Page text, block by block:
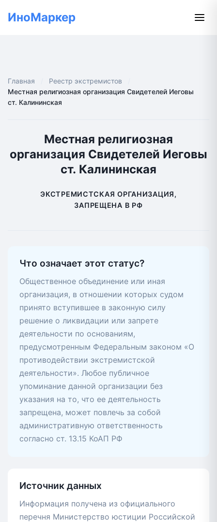
ИноМаркер
Главная
Реестр экстремистов
Местная религиозная организация Свидетелей Иеговы
ст. Калининская
Местная религиозная
организация Свидетелей Иеговы
ст. Калининская
ЭКСТРЕМИСТСКАЯ ОРГАНИЗАЦИЯ,
ЗАПРЕЩЕНА В РФ
Что означает этот статус?
Общественное объединение или иная
организация, в отношении которых судом
принято вступившее в законную силу
решение о ликвидации или запрете
деятельности по основаниям,
предусмотренным Федеральным законом «О
противодействии экстремистской
деятельности». Любое публичное
упоминание данной организации без
указания на то, что ее деятельность
запрещена, может повлечь за собой
административную ответственность
согласно ст. 13.15 КоАП РФ
Источник данных
Информация получена из официального
перечня Министерство юстиции Российской